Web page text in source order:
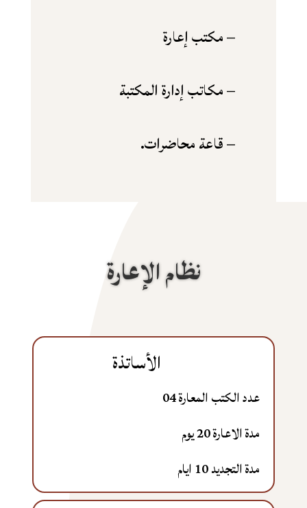
– مكتب إعارة
– مكاتب إدارة المكتبة
– قاعة محاضرات.
نظام الإعارة
الأساتذة
عدد الكتب المعارة 04
مدة الاعارة 20 يوم
مدة التجديد 10 ايام